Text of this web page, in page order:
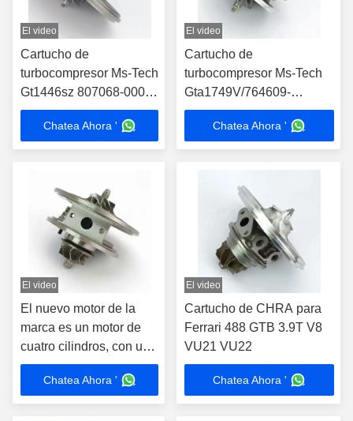
El video
Cartucho de
turbocompresor Ms-Tech
Gt1446sz 807068-0001
766891-0001 784844-
0001 55209152
55220699 para Alfa
Chatea Ahora '
El video
Cartucho de
turbocompresor Ms-Tech
Gta1749V/764609-
0001/764609-0003
Turbocompresor para
automóviles
Chatea Ahora '
El video
El nuevo motor de la
marca es un motor de
cuatro cilindros, con un
motor de cuatro cilindros
y un motor de cuatro
cilindros.
Chatea Ahora '
El video
Cartucho de CHRA para
Ferrari 488 GTB 3.9T V8
VU21 VU22
Chatea Ahora '